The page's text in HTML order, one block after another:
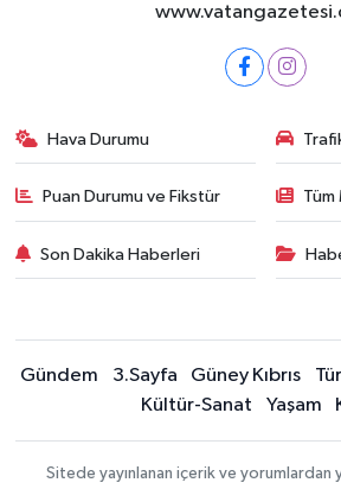
Hava Durumu
Puan Durumu ve Fikstür
Son Dakika Haberleri
Gündem 3.Sayfa Güney Kıbrıs
Kültür-Sanat
Yaşam
Sitede yayınlanan içerik ve yorumlardan